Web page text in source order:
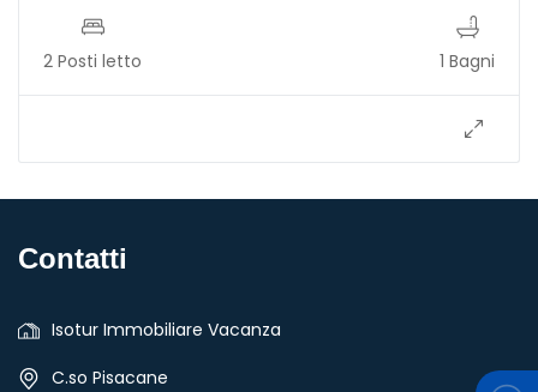
2 Posti letto 1 Bagni
Contatti
Isotur Immobiliare Vacanza
C.so Pisacane